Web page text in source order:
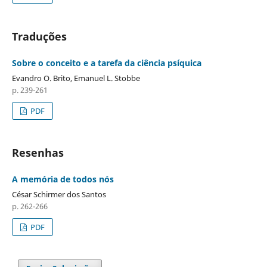
Traduções
Sobre o conceito e a tarefa da ciência psíquica
Evandro O. Brito, Emanuel L. Stobbe
p. 239-261
PDF
Resenhas
A memória de todos nós
César Schirmer dos Santos
p. 262-266
PDF